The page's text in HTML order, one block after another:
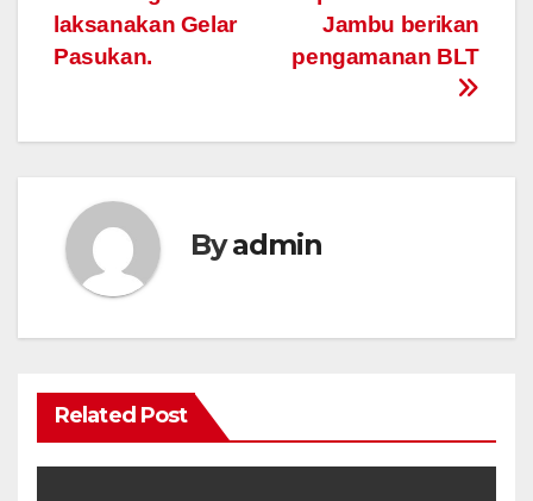
Jambu berikan
pengamanan BLT
laksanakan Gelar
Pasukan.
Byadmin
Related Post